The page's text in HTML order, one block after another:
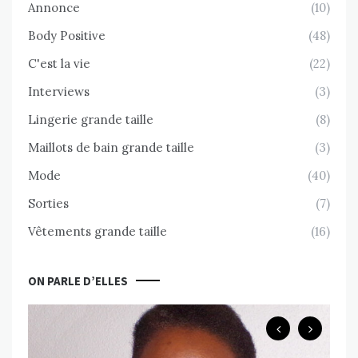
Annonce
(10)
Body Positive
(48)
C'est la vie
(22)
Interviews
(3)
Lingerie grande taille
(8)
Maillots de bain grande taille
(3)
Mode
(40)
Sorties
(7)
Vêtements grande taille
(16)
ON PARLE D’ELLES